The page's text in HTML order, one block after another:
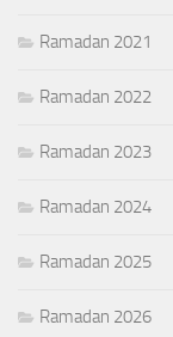
Ramadan 2021
Ramadan 2022
Ramadan 2023
Ramadan 2024
Ramadan 2025
Ramadan 2026